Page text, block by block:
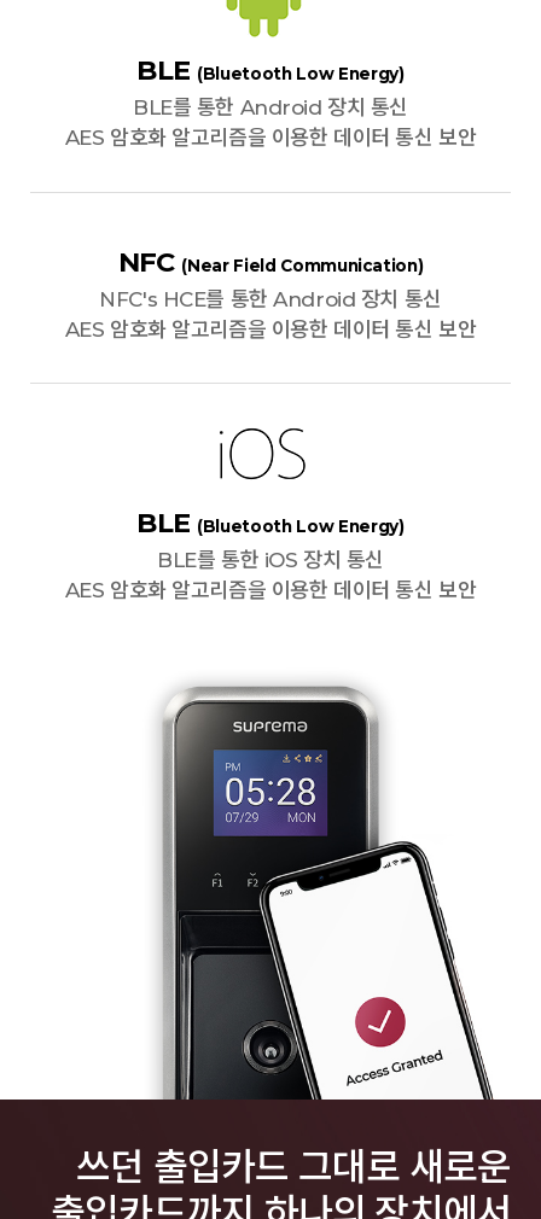
BLE (Bluetooth Low Energy)
BLE를 통한 Android 장치 통신
AES 암호화 알고리즘을 이용한 데이터 통신 보안
NFC (Near Field Communication)
NFC's HCE를 통한 Android 장치 통신
AES 암호화 알고리즘을 이용한 데이터 통신 보안
BLE (Bluetooth Low Energy)
BLE를 통한 iOS 장치 통신
AES 암호화 알고리즘을 이용한 데이터 통신 보안
쓰던 출입카드 그대로 새로운